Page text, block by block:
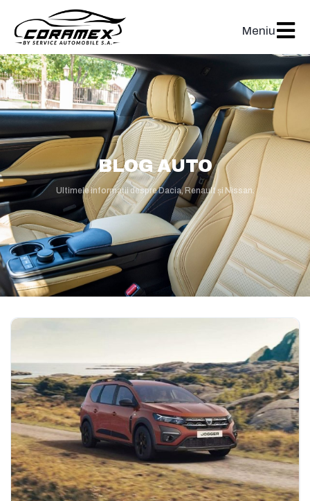
Meniu
BLOG AUTO
Ultimele informații despre Dacia, Renault și Nissan.